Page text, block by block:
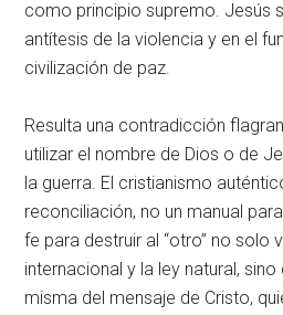
como principio supremo. Jesús
antítesis de la violencia y en el
civilización de paz.
Resulta una contradicción
utilizar el nombre de Dios o de
la guerra. El cristianismo
reconciliación, no un manual
fe para destruir al “otro” no solo
internacional y la ley natural,
misma del mensaje de Cristo,